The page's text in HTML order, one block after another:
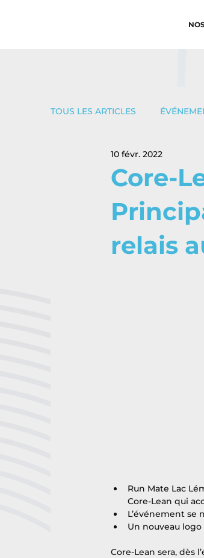
TOUS LES ARTICLES
Core-
relais
10 févr. 2022
Run Mate Lac
Core-Lean qui
L’événement se
Un nouveau
Core-Lean sera, dès